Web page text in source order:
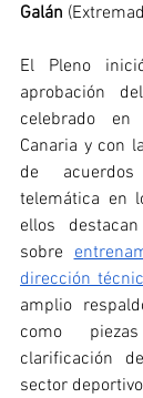
Galán
El Pleno
aprobación
celebrado
Canaria y con
de
telemática en
ellos
sobre
dirección
amplio
como
clarificación
sector